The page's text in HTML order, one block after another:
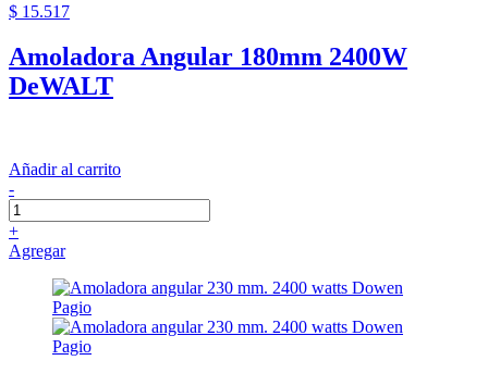
$ 15.517
Amoladora Angular 180mm 2400W
DeWALT
Añadir al carrito
-
+
Agregar